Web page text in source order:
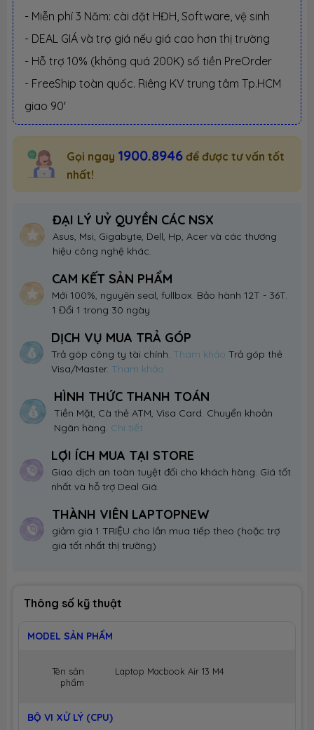
- Miễn phí 3 Năm: cài đặt HĐH, Software, vệ sinh
- DEAL GIÁ và trợ giá nếu giá cao hơn thị trường
- Hỗ trợ 10% (không quá 200K) số tiền PreOrder
- FreeShip toàn quốc. Riêng KV trung tâm Tp.HCM
giao 90'
Gọi ngay 1900.8946 để được tư vấn tốt
nhất!
ĐẠI LÝ UỶ QUYỀN CÁC NSX
Asus, Msi, Gigabyte, Dell, Hp, Acer và các thương
hiệu công nghệ khác.
CAM KẾT SẢN PHẨM
Mới 100%, nguyên seal, fullbox. Bảo hành 12T - 36T.
1 Đổi 1 trong 30 ngày
DỊCH VỤ MUA TRẢ GÓP
Trả góp công ty tài chính. Tham khảoTrả góp thẻ
Visa/Master. Tham khảo
HÌNH THỨC THANH TOÁN
Tiền Mặt, Cà thẻ ATM, Visa Card. Chuyển khoản
Ngân hàng. Chi tiết
LỢI ÍCH MUA TẠI STORE
Giao dịch an toàn tuyệt đối cho khách hàng. Giá tốt
nhất và hỗ trợ Deal Giá.
THÀNH VIÊN LAPTOPNEW
giảm giá 1 TRIỆU cho lần mua tiếp theo (hoặc trợ
giá tốt nhất thị trường)
Thông số kỹ thuật
MODEL SẢN PHẨM
Tên sản
phẩm
Laptop Macbook Air 13 M4
BỘ VI XỬ LÝ (CPU)